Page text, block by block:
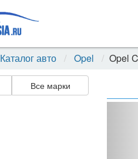
Каталог авто Opel Opel
Все марки